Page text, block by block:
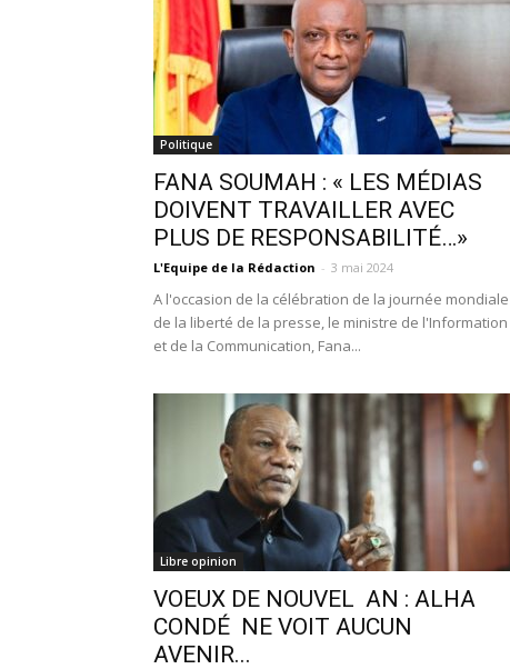
Politique
FANA SOUMAH : « LES MÉDIAS
DOIVENT TRAVAILLER AVEC
PLUS DE RESPONSABILITÉ…»
L'Equipe de la Rédaction - 3 mai 2024
A l'occasion de la célébration de la journée mondiale
de la liberté de la presse, le ministre de l'Information
et de la Communication, Fana...
Libre opinion
VOEUX DE NOUVEL AN : ALHA
CONDÉ NE VOIT AUCUN
AVENIR...